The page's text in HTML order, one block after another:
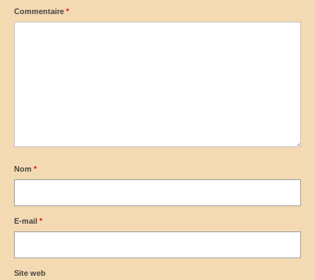
Commentaire *
Nom *
E-mail *
Site web